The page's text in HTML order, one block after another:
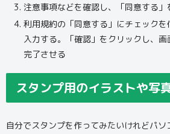
注意事項などを確認し、「同意する」
利用規約の「同意する」にチェック
入力する。「確認」をクリックし、
完了させる
スタンプ用のイラストや写
自分でスタンプを作ってみたいけれどパ